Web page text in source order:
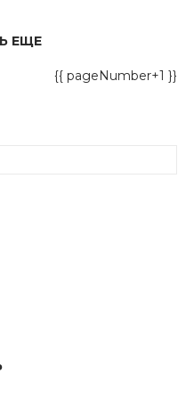
ЕЩЕ
{{ pageNumber+1 }}